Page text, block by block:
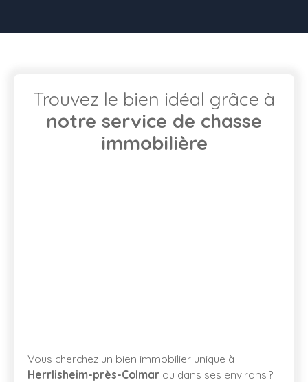
Trouvez le bien idéal grâce à
notre service de chasse
immobilière
Vous cherchez un bien immobilier unique à
Herrlisheim-près-Colmar ou dans ses environs ?